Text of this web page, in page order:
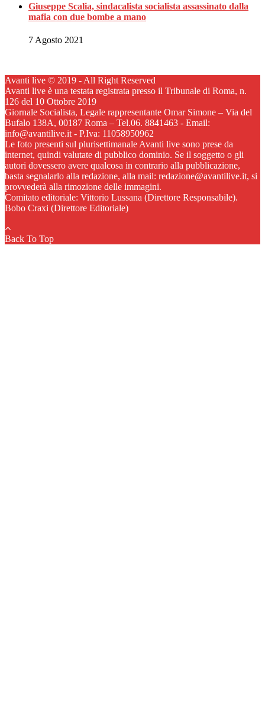
Giuseppe Scalia, sindacalista socialista assassinato dalla
mafia con due bombe a mano
7 Agosto 2021
Avanti live © 2019 - All Right Reserved
Avanti live è una testata registrata presso il Tribunale di Roma, n.
126 del 10 Ottobre 2019
Giornale Socialista, Legale rappresentante Omar Simone – Via del
Bufalo 138A, 00187 Roma – Tel.06. 8841463 - Email:
info@avantilive.it - P.Iva: 11058950962
Le foto presenti sul plurisettimanale Avanti live sono prese da
internet, quindi valutate di pubblico dominio. Se il soggetto o gli
autori dovessero avere qualcosa in contrario alla pubblicazione,
basta segnalarlo alla redazione, alla mail: redazione@avantilive.it, si
provvederà alla rimozione delle immagini.
Comitato editoriale: Vittorio Lussana (Direttore Responsabile).
Bobo Craxi (Direttore Editoriale)
Back To Top